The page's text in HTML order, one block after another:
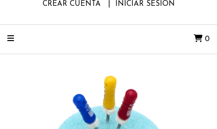
CREAR CUENTA INICIAR SESIÓN
0